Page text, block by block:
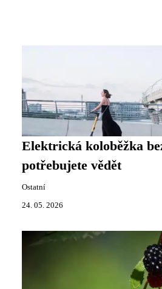
Elektrická koloběžka
potřebujete vědět
Ostatní
24. 05. 2026